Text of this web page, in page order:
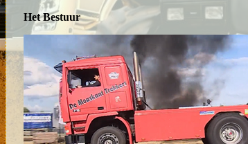
Het Bestuur